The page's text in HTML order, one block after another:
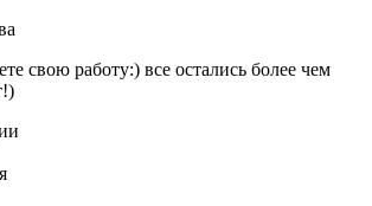
свою работу:) все остались более чем